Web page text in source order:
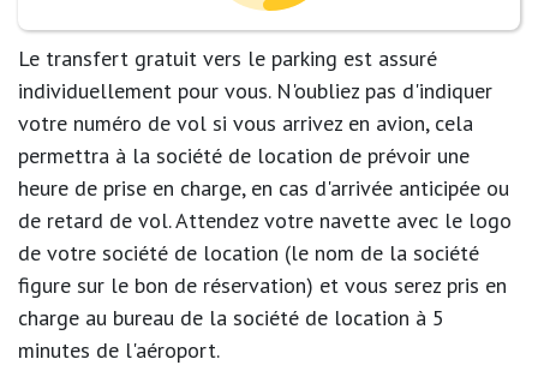
Le transfert gratuit vers le parking est assuré
individuellement pour vous. N'oubliez pas d'indiquer
votre numéro de vol si vous arrivez en avion, cela
permettra à la société de location de prévoir une
heure de prise en charge, en cas d'arrivée anticipée ou
de retard de vol. Attendez votre navette avec le logo
de votre société de location (le nom de la société
figure sur le bon de réservation) et vous serez pris en
charge au bureau de la société de location à 5
minutes de l'aéroport.